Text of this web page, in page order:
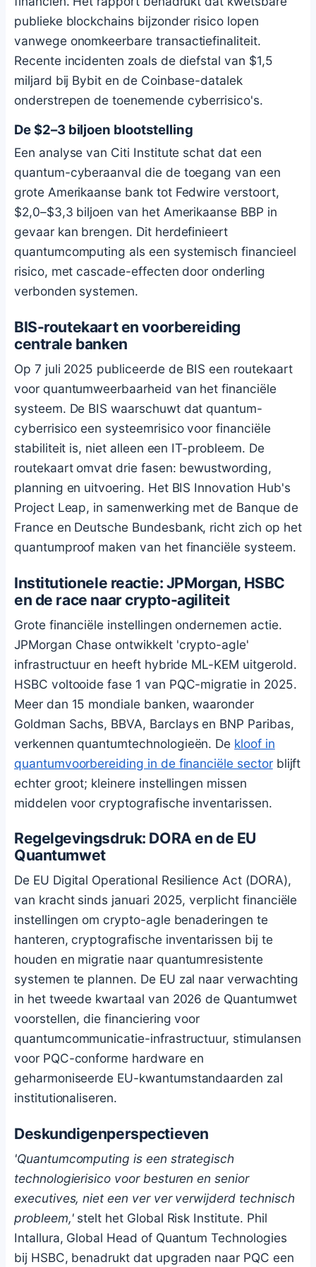
publieke blockchains bijzonder risico lopen
vanwege onomkeerbare transactiefinaliteit.
Recente incidenten zoals de diefstal van $1,5
miljard bij Bybit en de Coinbase-datalek
onderstrepen de toenemende cyberrisico's.
De $2–3 biljoen blootstelling
Een analyse van Citi Institute schat dat een
quantum-cyberaanval die de toegang van een
grote Amerikaanse bank tot Fedwire verstoort,
$2,0–$3,3 biljoen van het Amerikaanse BBP in
gevaar kan brengen. Dit herdefinieert
quantumcomputing als een systemisch financieel
risico, met cascade-effecten door onderling
verbonden systemen.
BIS-routekaart en voorbereiding
centrale banken
Op 7 juli 2025 publiceerde de BIS een routekaart
voor quantumweerbaarheid van het financiële
systeem. De BIS waarschuwt dat quantum-
cyberrisico een systeemrisico voor financiële
stabiliteit is, niet alleen een IT-probleem. De
routekaart omvat drie fasen: bewustwording,
planning en uitvoering. Het BIS Innovation Hub's
Project Leap, in samenwerking met de Banque de
France en Deutsche Bundesbank, richt zich op het
quantumproof maken van het financiële systeem.
Institutionele reactie: JPMorgan, HSBC
en de race naar crypto-agiliteit
Grote financiële instellingen ondernemen actie.
JPMorgan Chase ontwikkelt 'crypto-agle'
infrastructuur en heeft hybride ML-KEM uitgerold.
HSBC voltooide fase 1 van PQC-migratie in 2025.
Meer dan 15 mondiale banken, waaronder
Goldman Sachs, BBVA, Barclays en BNP Paribas,
verkennen quantumtechnologieën. De kloof in
quantumvoorbereiding in de financiële sectorblijft
echter groot; kleinere instellingen missen
middelen voor cryptografische inventarissen.
Regelgevingsdruk: DORA en de EU
Quantumwet
De EU Digital Operational Resilience Act (DORA),
van kracht sinds januari 2025, verplicht financiële
instellingen om crypto-agle benaderingen te
hanteren, cryptografische inventarissen bij te
houden en migratie naar quantumresistente
systemen te plannen. De EU zal naar verwachting
in het tweede kwartaal van 2026 de Quantumwet
voorstellen, die financiering voor
quantumcommunicatie-infrastructuur, stimulansen
voor PQC-conforme hardware en
geharmoniseerde EU-kwantumstandaarden zal
institutionaliseren.
Deskundigenperspectieven
'Quantumcomputing is een strategisch
technologierisico voor besturen en senior
executives, niet een ver ver verwijderd technisch
probleem,'stelt het Global Risk Institute. Phil
Intallura, Global Head of Quantum Technologies
bij HSBC, benadrukt dat upgraden naar PQC een